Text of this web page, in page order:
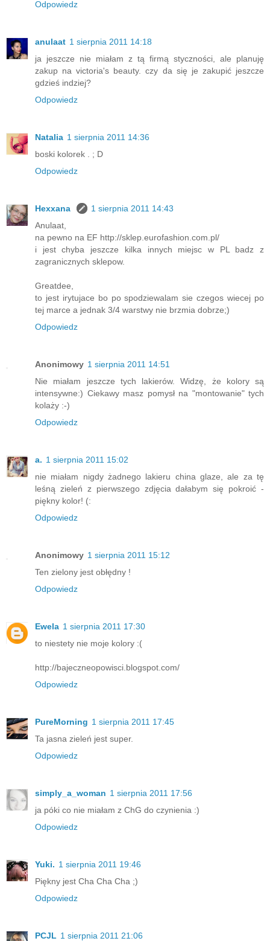
Odpowiedz
anulaat 1 sierpnia 2011 14:18
ja jeszcze nie miałam z tą firmą styczności, ale planuję
zakup na victoria's beauty. czy da się je zakupić jeszcze
gdzieś indziej?
Odpowiedz
Natalia 1 sierpnia 2011 14:36
boski kolorek . ; D
Odpowiedz
Hexxana
1 sierpnia 2011 14:43
Anulaat,
na pewno na EF http://sklep.eurofashion.com.pl/
i jest chyba jeszcze kilka innych miejsc w PL badz z
zagranicznych sklepow.
Greatdee,
to jest irytujace bo po spodziewalam sie czegos wiecej po
tej marce a jednak 3/4 warstwy nie brzmia dobrze;)
Odpowiedz
Anonimowy 1 sierpnia 2011 14:51
Nie miałam jeszcze tych lakierów. Widzę, że kolory są
intensywne:) Ciekawy masz pomysł na "montowanie" tych
kolaży :-)
Odpowiedz
a. 1 sierpnia 2011 15:02
nie miałam nigdy żadnego lakieru china glaze, ale za tę
leśną zieleń z pierwszego zdjęcia dałabym się pokroić -
piękny kolor! (:
Odpowiedz
Anonimowy 1 sierpnia 2011 15:12
Ten zielony jest obłędny !
Odpowiedz
Ewela 1 sierpnia 2011 17:30
to niestety nie moje kolory :(
http://bajeczneopowisci.blogspot.com/
Odpowiedz
PureMorning 1 sierpnia 2011 17:45
Ta jasna zieleń jest super.
Odpowiedz
simply_a_woman 1 sierpnia 2011 17:56
ja póki co nie miałam z ChG do czynienia :)
Odpowiedz
Yuki. 1 sierpnia 2011 19:46
Piękny jest Cha Cha Cha ;)
Odpowiedz
PCJL 1 sierpnia 2011 21:06